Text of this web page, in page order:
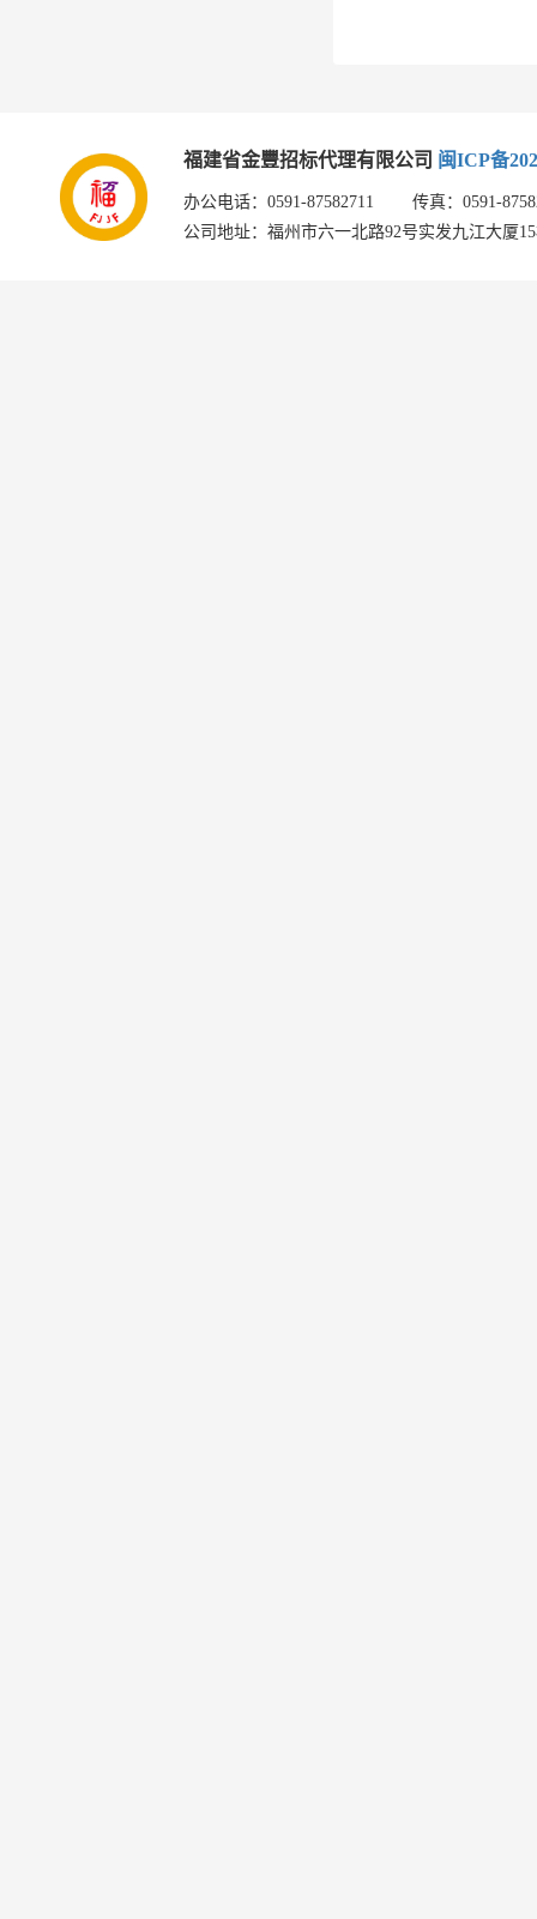
福建省金豐招标代理有限公司 闽ICP备
办公电话：0591-87582711 传真：0591-
公司地址：福州市六一北路92号实发九江